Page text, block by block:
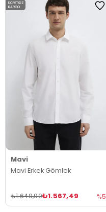
Mavi
Mavi Erkek Gömlek
₺1.567,49
₺1.649,99 %5
ÜCRETSIZ
KARGO